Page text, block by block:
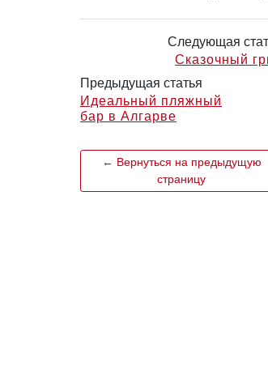
Следующая
Сказочный
Предыдущая статья
Идеальный пляжный
бар в Алгарве
← Вернуться на предыдущую
страницу